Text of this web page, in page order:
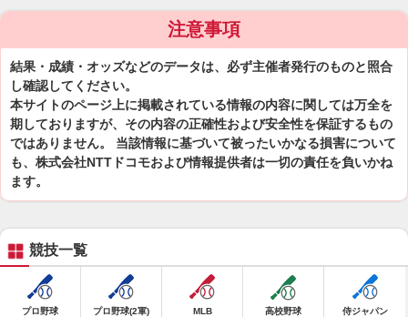
注意事項
結果・成績・オッズなどのデータは、必ず主催者発行のものと照合
し確認してください。
本サイトのページ上に掲載されている情報の内容に関しては万全を
期しておりますが、その内容の正確性および安全性を保証するもの
ではありません。 当該情報に基づいて被ったいかなる損害について
も、株式会社NTTドコモおよび情報提供者は一切の責任を負いかね
ます。
競技一覧
プロ野球 プロ野球(2軍) MLB 高校野球 侍ジャパン